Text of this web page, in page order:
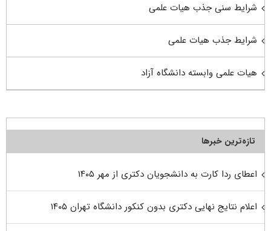
شرایط سنی جذب هیات علمی
شرایط جذب هیات علمی
هیات علمی وابسته دانشگاه آزاد
تازه‌ترین خبرها
اعطای ردا کارت به دانشجویان دکتری از مهر ۱۴۰۵
اعلام نتایج نهایی دکتری بدون کنکور دانشگاه تهران ۱۴۰۵